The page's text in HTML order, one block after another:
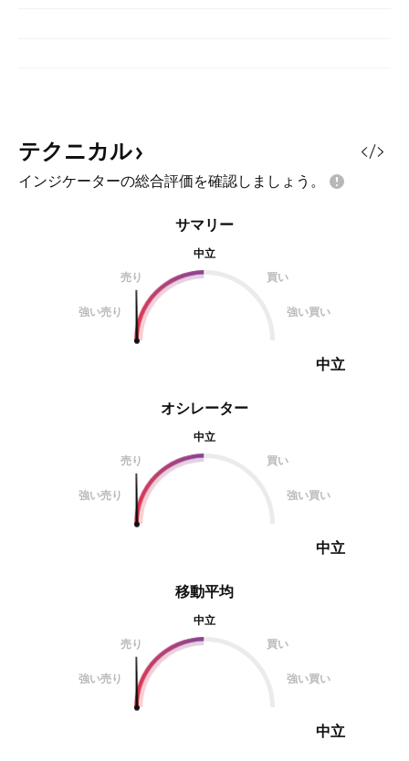
テクニカル
インジケーターの総合評価を確認しましょう。
オシレーター
中立
売り
買い
強い売り 強い買い
中立
サマリー
中立
売り
買い
強い売り 強い買い
中立
移動平均
中立
売り
買い
強い売り 強い買い
中立